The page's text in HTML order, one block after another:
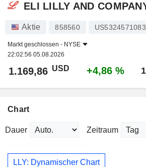
ELI LILLY AND
Aktie 858560 US5324571083
Markt geschlossen - NYSE
22:02:56 05.08.2026
1.169,86 USD +4,86 %
Chart
Dauer Zeitraum
LLY: Dynamischer Chart